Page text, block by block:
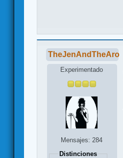
TheJenAndTheAro
Experimentado
Mensajes: 284
Distinciones